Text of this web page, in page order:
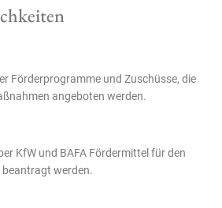
Förderprogramme und Zuschüsse, die
angeboten werden.
KfW und BAFA Fördermittel für den
beantragt werden.